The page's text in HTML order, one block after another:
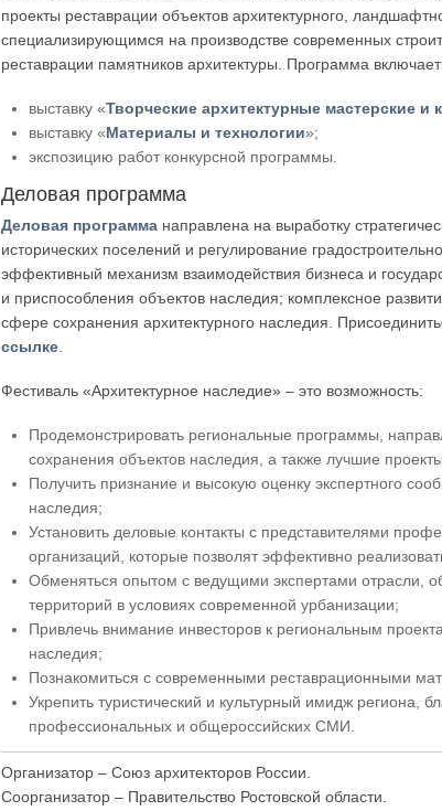
проекты реставрации объектов архитектурного,
специализирующимся на производстве современных
реставрации памятников архитектуры. Программа
выставку «Творческие архитектурные мастерские и
выставку «Материалы и технологии»;
экспозицию работ конкурсной программы.
Деловая программа
Деловая программа направлена на выработку
исторических поселений и регулирование
эффективный механизм взаимодействия бизнеса и
и приспособления объектов наследия; комплексное
сфере сохранения архитектурного наследия.
ссылке
Фестиваль «Архитектурное наследие» – это возможность:
Продемонстрировать региональные программы,
сохранения объектов наследия, а также лучшие
Получить признание и высокую оценку экспертного
наследия;
Установить деловые контакты с представителями
организаций, которые позволят эффективно
Обменяться опытом с ведущими экспертами отрасли,
территорий в условиях современной урбанизации;
Привлечь внимание инвесторов к региональным
наследия;
Познакомиться с современными реставрационными
Укрепить туристический и культурный имидж
профессиональных и общероссийских СМИ.
Организатор – Союз архитекторов России.
Соорганизатор – Правительство Ростовской области.